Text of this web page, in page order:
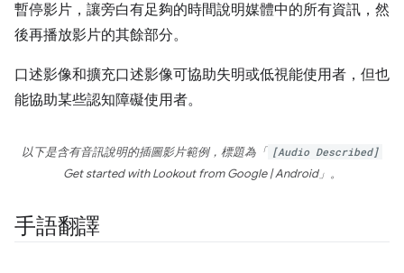
暫停影片，讓旁白有足夠的時間說明媒體中的所有資訊，然
後再播放影片的其餘部分。
口述影像和擴充口述影像可協助失明或低視能使用者，但也
能協助某些認知障礙使用者。
以下是含有音訊說明的插圖影片範例，標題為「 [Audio Described]
Get started with Lookout from Google | Android」 。
手語翻譯